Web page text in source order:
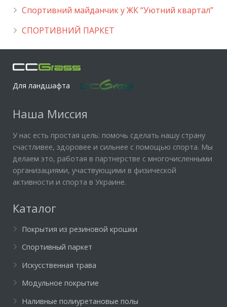
Cпортивний майданчик у ЖК “Уютний квартал”
СПОРТИВНИЙ ПАРКЕТ
Для ландшафта
Наша Миссия
У нас есть простая цель: помочь сделать нашу страну
счастливее, здоровее и сильнее с помощью спорта. Мы
делаем это, работая в партнерстве с многочисленными
организациями, участвующими в физической
активности и спорта в Украине.
Каталог
Покрытия из резиновой крошки
Спортивный паркет
Искусственная трава
Модульное покрытие
Наливные полиуретановые полы